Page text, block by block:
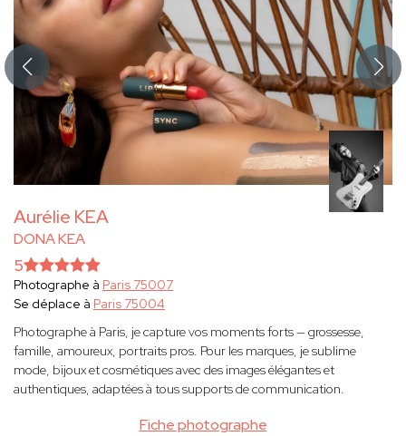
Aurélie KEA
DONA KEA
Fiche photographe
5
Photographe à Paris 75007
Se déplace à Paris 75004
Photographe à Paris, je capture vos moments forts — grossesse,
famille, amoureux, portraits pros. Pour les marques, je sublime
mode, bijoux et cosmétiques avec des images élégantes et
authentiques, adaptées à tous supports de communication.